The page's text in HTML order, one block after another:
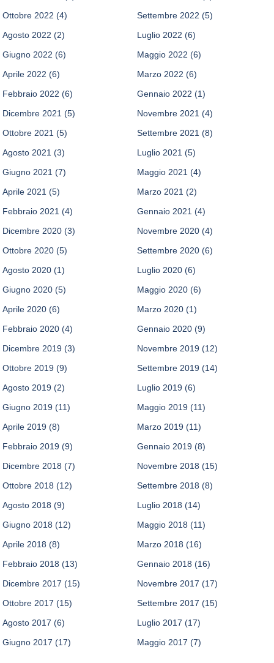
Ottobre 2022 (4) Settembre 2022 (5)
Agosto 2022 (2) Luglio 2022 (6)
Giugno 2022 (6) Maggio 2022 (6)
Aprile 2022 (6) Marzo 2022 (6)
Febbraio 2022 (6) Gennaio 2022 (1)
Dicembre 2021 (5) Novembre 2021 (4)
Ottobre 2021 (5) Settembre 2021 (8)
Agosto 2021 (3) Luglio 2021 (5)
Giugno 2021 (7) Maggio 2021 (4)
Aprile 2021 (5) Marzo 2021 (2)
Febbraio 2021 (4) Gennaio 2021 (4)
Dicembre 2020 (3) Novembre 2020 (4)
Ottobre 2020 (5) Settembre 2020 (6)
Agosto 2020 (1) Luglio 2020 (6)
Giugno 2020 (5) Maggio 2020 (6)
Aprile 2020 (6) Marzo 2020 (1)
Febbraio 2020 (4) Gennaio 2020 (9)
Dicembre 2019 (3) Novembre 2019 (12)
Ottobre 2019 (9) Settembre 2019 (14)
Agosto 2019 (2) Luglio 2019 (6)
Giugno 2019 (11) Maggio 2019 (11)
Aprile 2019 (8) Marzo 2019 (11)
Febbraio 2019 (9) Gennaio 2019 (8)
Dicembre 2018 (7) Novembre 2018 (15)
Ottobre 2018 (12) Settembre 2018 (8)
Agosto 2018 (9) Luglio 2018 (14)
Giugno 2018 (12) Maggio 2018 (11)
Aprile 2018 (8) Marzo 2018 (16)
Febbraio 2018 (13) Gennaio 2018 (16)
Dicembre 2017 (15) Novembre 2017 (17)
Ottobre 2017 (15) Settembre 2017 (15)
Agosto 2017 (6) Luglio 2017 (17)
Giugno 2017 (17) Maggio 2017 (7)